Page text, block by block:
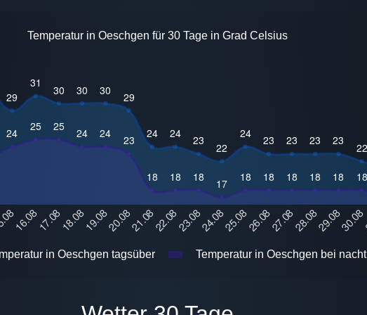
Temperatur in Oeschgen für 30 Tage in Grad Celsius
in Oeschgen tagsüber Temperatur in Oeschgen bei nacht